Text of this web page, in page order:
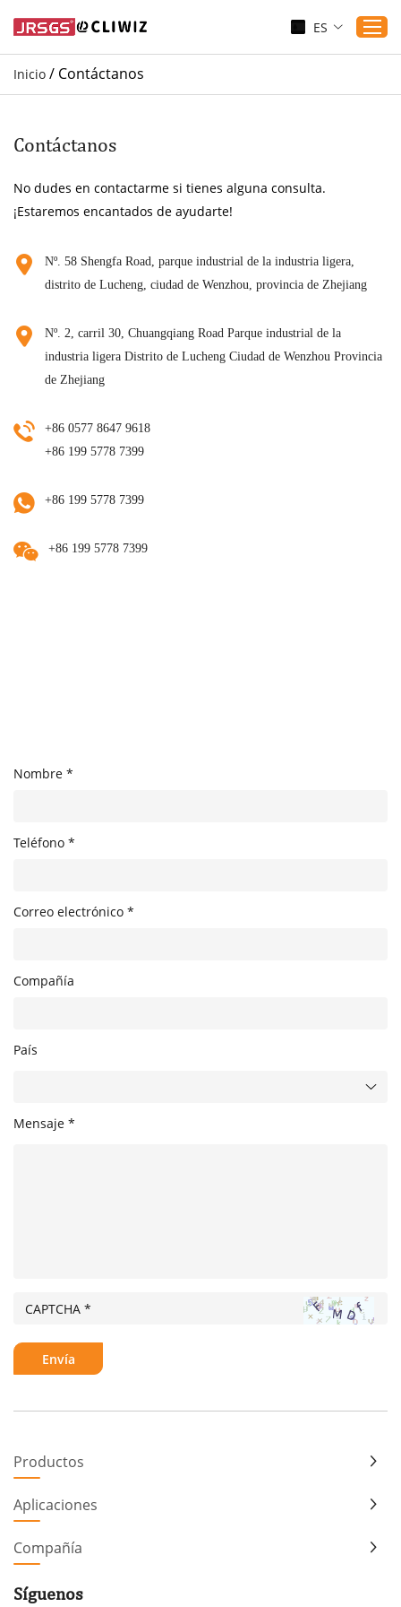
Sustenibilidad
Blogs
Sobre nosotros
ES
Inicio / Contáctanos
Contáctanos
No dudes en contactarme si tienes alguna consulta.
¡Estaremos encantados de ayudarte!
Nº. 58 Shengfa Road, parque industrial de la industria ligera,
distrito de Lucheng, ciudad de Wenzhou, provincia de Zhejiang
Nº. 2, carril 30, Chuangqiang Road Parque industrial de la
industria ligera Distrito de Lucheng Ciudad de Wenzhou Provincia
de Zhejiang
+86 0577 8647 9618
+86 199 5778 7399
+86 199 5778 7399
+86 199 5778 7399
Nombre *
Teléfono *
Correo electrónico *
Compañía
País
Mensaje *
Síguenos
Productos
Aplicaciones
Compañía